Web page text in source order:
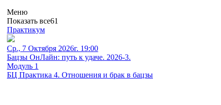
Меню
Показать все61
Практикум
Ср., 7 Октября 2026г. 19:00
Бацзы ОнЛайн: путь к удаче. 2026-3.
Модуль 1
БЦ Практика 4. Отношения и брак в бацзы